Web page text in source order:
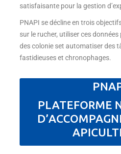
satisfaisante pour la gestion
PNAPI se décline en trois
sur le rucher, utiliser ces
des colonie set automatiser des
fastidieuses et chronophages.
PLATEFORME